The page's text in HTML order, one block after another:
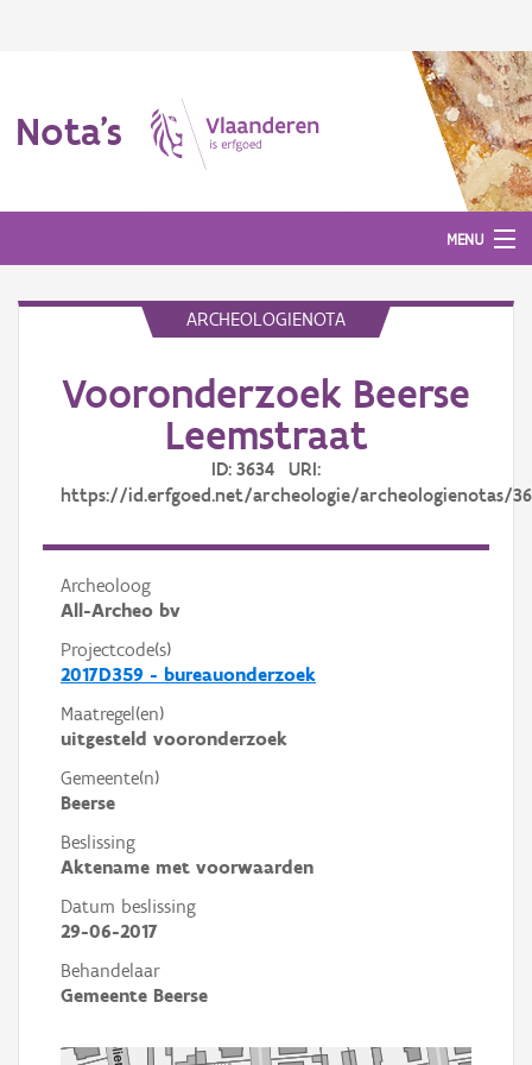
Nota's
MENU
Aanmelden
ARCHEOLOGIENOTA
Vooronderzoek Beerse
Leemstraat
ID: 3634 URI:
https://id.erfgoed.net/archeologie/archeologienotas/
Archeoloog
All-Archeo bv
Projectcode(s)
2017D359 - bureauonderzoek
Maatregel(en)
uitgesteld vooronderzoek
Gemeente(n)
Beerse
Beslissing
Aktename met voorwaarden
Datum beslissing
29-06-2017
Behandelaar
Gemeente Beerse